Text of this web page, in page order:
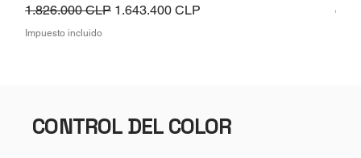
Precio
1.826.000 CLP Precio de oferta
1.643.400 CLP
Impuesto incluido
CONTROL DEL COLOR